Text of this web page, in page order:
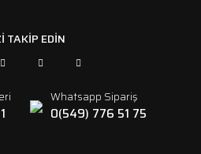
TAKİP EDİN
Whatsapp Sipariş
0(549) 776 51 75